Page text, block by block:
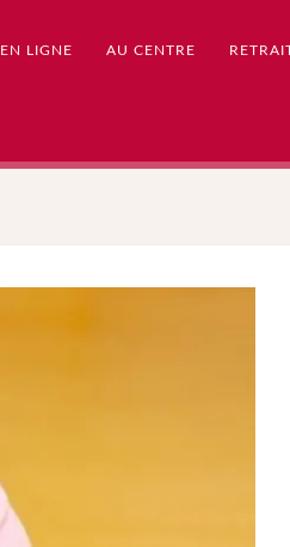
EN LIGNE AU CENTRE